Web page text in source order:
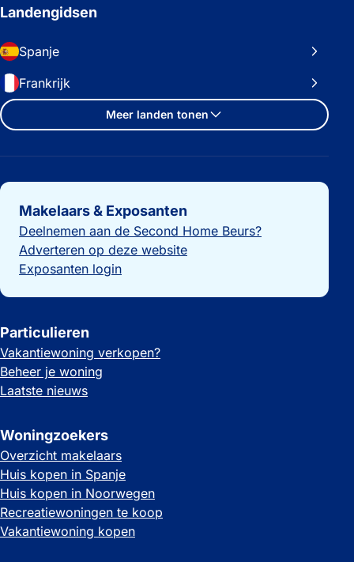
Landengidsen
Spanje
Frankrijk
Meer landen tonen
Belangrijke links
Makelaars & Exposanten
Deelnemen aan de Second Home Beurs?
Adverteren op deze website
Exposanten login
Particulieren
Vakantiewoning verkopen?
Beheer je woning
Laatste nieuws
Woningzoekers
Overzicht makelaars
Huis kopen in Spanje
Huis kopen in Noorwegen
Recreatiewoningen te koop
Vakantiewoning kopen